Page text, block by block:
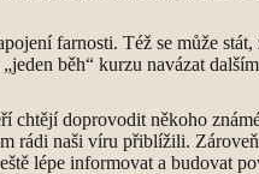
farnosti. Též se může
běh“ kurzu navázat
doprovodit někoho
rádi naši víru přiblížili.
lépe informovat a budovat